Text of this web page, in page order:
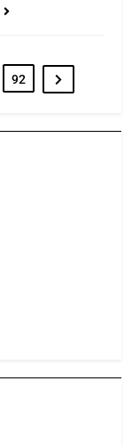
92